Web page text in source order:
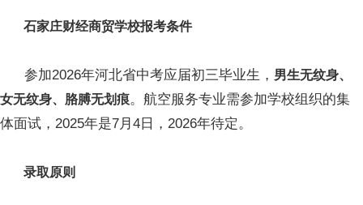
石家庄财经商贸学校报考条件
参加2026年河北省中考应届初三毕业生， 男生无纹身、
女无纹身、胳膊无划痕。航空服务专业需参加学校组织的集
体面试，2025年是7月4日，2026年待定。
录取原则